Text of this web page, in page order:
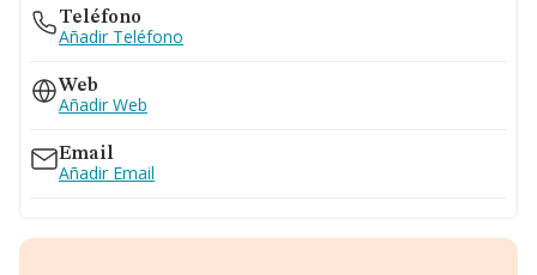
Teléfono
Añadir Teléfono
Web
Añadir Web
Email
Añadir Email